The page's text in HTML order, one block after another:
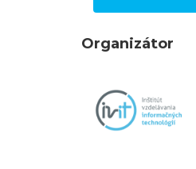
Organizátor